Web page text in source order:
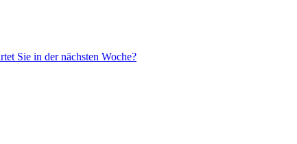
Sie in der nächsten Woche?